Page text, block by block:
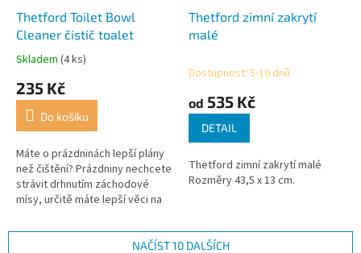
Thetford Toilet Bowl
Cleaner čistič toalet
Průměrné
produktu
4,5
5
hvězdiček.
Skladem (4 ks)
235 Kč
Do košíku
Máte o prázdninách lepší plány
než čištění? Prázdniny nechcete
strávit drhnutím záchodové
mísy, určitě máte lepší věci na
firma Thetford představuje...
Thetford zimní zakrytí
malé
Dostupnost: 5-10 dnů
od 535 Kč
DETAIL
Thetford zimní zakrytí malé
Rozměry 43,5 x 13 cm.
NAČÍST 10 DALŠÍCH